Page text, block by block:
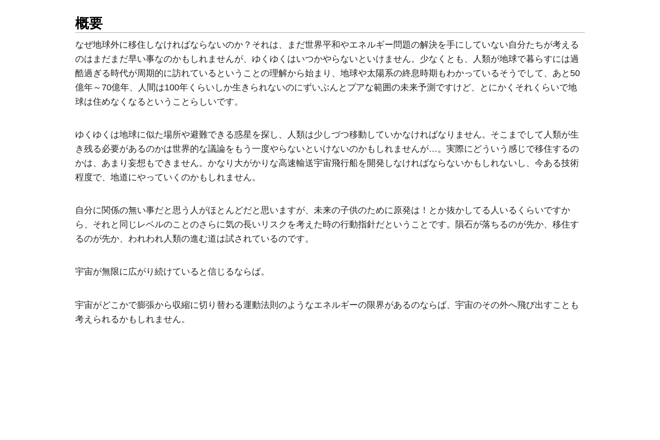
概要
なぜ地球外に移住しなければならないのか？それは、まだ世界平和やエネルギー問題の解決を手にしていない自分たちが考える
のはまだまだ早い事なのかもしれませんが、ゆくゆくはいつかやらないといけません。少なくとも、人類が地球で暮らすには過
酷過ぎる時代が周期的に訪れているということの理解から始まり、地球や太陽系の終息時期もわかっているそうでして、あと50
億年～70億年、人間は100年くらいしか生きられないのにずいぶんとプアな範囲の未来予測ですけど、とにかくそれくらいで地
球は住めなくなるということらしいです。
ゆくゆくは地球に似た場所や避難できる惑星を探し、人類は少しづつ移動していかなければなりません。そこまでして人類が生
き残る必要があるのかは世界的な議論をもう一度やらないといけないのかもしれませんが…。実際にどういう感じで移住するの
かは、あまり妄想もできません。かなり大がかりな高速輸送宇宙飛行船を開発しなければならないかもしれないし、今ある技術
程度で、地道にやっていくのかもしれません。
自分に関係の無い事だと思う人がほとんどだと思いますが、未来の子供のために原発は！とか抜かしてる人いるくらいですか
ら、それと同じレベルのことのさらに気の長いリスクを考えた時の行動指針だということです。隕石が落ちるのが先か、移住す
るのが先か、われわれ人類の進む道は試されているのです。
宇宙が無限に広がり続けていると信じるならば。
宇宙がどこかで膨張から収縮に切り替わる運動法則のようなエネルギーの限界があるのならば、宇宙のその外へ飛び出すことも
考えられるかもしれません。